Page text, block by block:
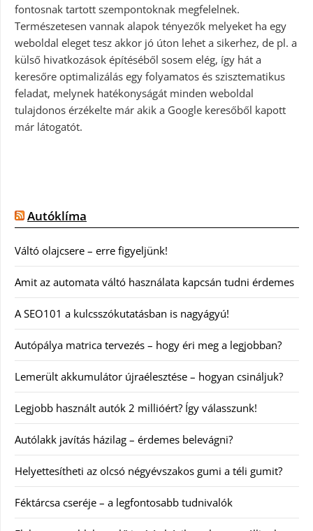
fontosnak tartott szempontoknak megfelelnek.
Természetesen vannak alapok tényezők melyeket ha egy
weboldal eleget tesz akkor jó úton lehet a sikerhez, de pl. a
külső hivatkozások építéséből sosem elég, így hát a
keresőre optimalizálás egy folyamatos és szisztematikus
feladat, melynek hatékonyságát minden weboldal
tulajdonos érzékelte már akik a Google keresőből kapott
már látogatót.
Autóklíma
Váltó olajcsere – erre figyeljünk!
Amit az automata váltó használata kapcsán tudni érdemes
A SEO101 a kulcsszókutatásban is nagyágyú!
Autópálya matrica tervezés – hogy éri meg a legjobban?
Lemerült akkumulátor újraélesztése – hogyan csináljuk?
Legjobb használt autók 2 millióért? Így válasszunk!
Autólakk javítás házilag – érdemes belevágni?
Helyettesítheti az olcsó négyévszakos gumi a téli gumit?
Féktárcsa cseréje – a legfontosabb tudnivalók